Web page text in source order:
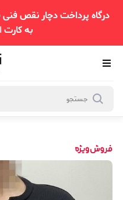
درگاه پرداخت دچار نقص
به کارت